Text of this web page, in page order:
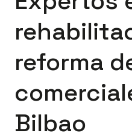
reforma
Bilbao